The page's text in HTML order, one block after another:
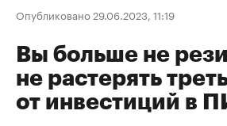
Опубликовано 29.06.2023, 11:19
Вы больше не
не растерять
от инвестиций в